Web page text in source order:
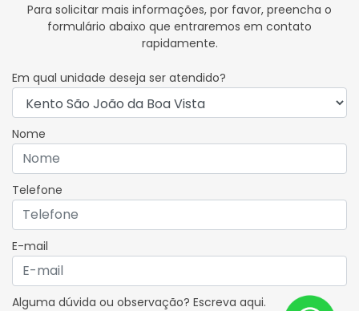
Para solicitar mais informações, por favor, preencha o
formulário abaixo que entraremos em contato
rapidamente.
Em qual unidade deseja ser atendido?
Nome
Telefone
E-mail
Alguma dúvida ou observação? Escreva aqui.